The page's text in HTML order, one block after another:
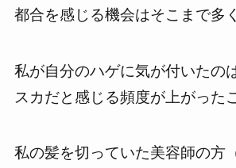
都合を感じる機会はそこまで多
私が自分のハゲに気が付いたのは
スカだと感じる頻度が上がった
私の髪を切っていた美容師の方